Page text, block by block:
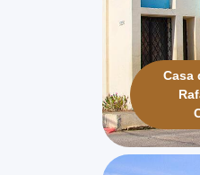
Casa